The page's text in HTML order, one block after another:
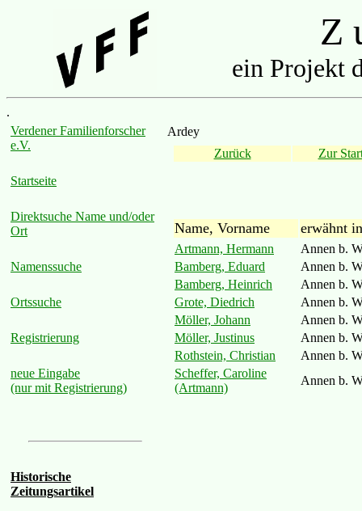
Z
ein Projekt
.
Verdener Familienforscher
e.V.
Startseite
Direktsuche Name und/oder
Ort
Namenssuche
Ortssuche
Registrierung
neue Eingabe
(nur mit Registrierung)
Historische
Zeitungsartikel
Ardey
Zurück
Zur
Name, Vorname erwähnt in
Artmann, Hermann
Annen b.
Bamberg, Eduard
Annen b.
Bamberg, Heinrich
Annen b.
Grote, Diedrich
Annen b.
Möller, Johann
Annen b.
Möller, Justinus
Annen b.
Rothstein, Christian
Annen b.
Scheffer, Caroline
(Artmann)
Annen b.